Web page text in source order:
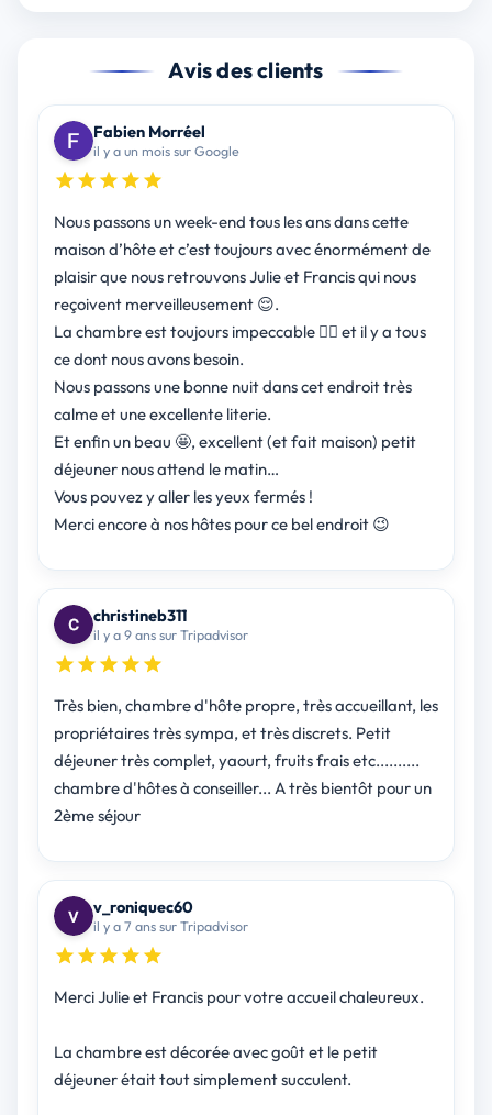
Avis des clients
Fabien Morréel
il y a un mois sur Google
Nous passons un week-end tous les ans dans cette
maison d’hôte et c’est toujours avec énormément de
plaisir que nous retrouvons Julie et Francis qui nous
reçoivent merveilleusement 😌.
La chambre est toujours impeccable 👌🏻 et il y a tous
ce dont nous avons besoin.
Nous passons une bonne nuit dans cet endroit très
calme et une excellente literie.
Et enfin un beau 🤩, excellent (et fait maison) petit
déjeuner nous attend le matin…
Vous pouvez y aller les yeux fermés !
Merci encore à nos hôtes pour ce bel endroit 😉
christineb311
il y a 9 ans sur Tripadvisor
Très bien, chambre d'hôte propre, très accueillant, les
propriétaires très sympa, et très discrets. Petit
déjeuner très complet, yaourt, fruits frais etc..........
chambre d'hôtes à conseiller... A très bientôt pour un
2ème séjour
v_roniquec60
il y a 7 ans sur Tripadvisor
Merci Julie et Francis pour votre accueil chaleureux.
La chambre est décorée avec goût et le petit
déjeuner était tout simplement succulent.